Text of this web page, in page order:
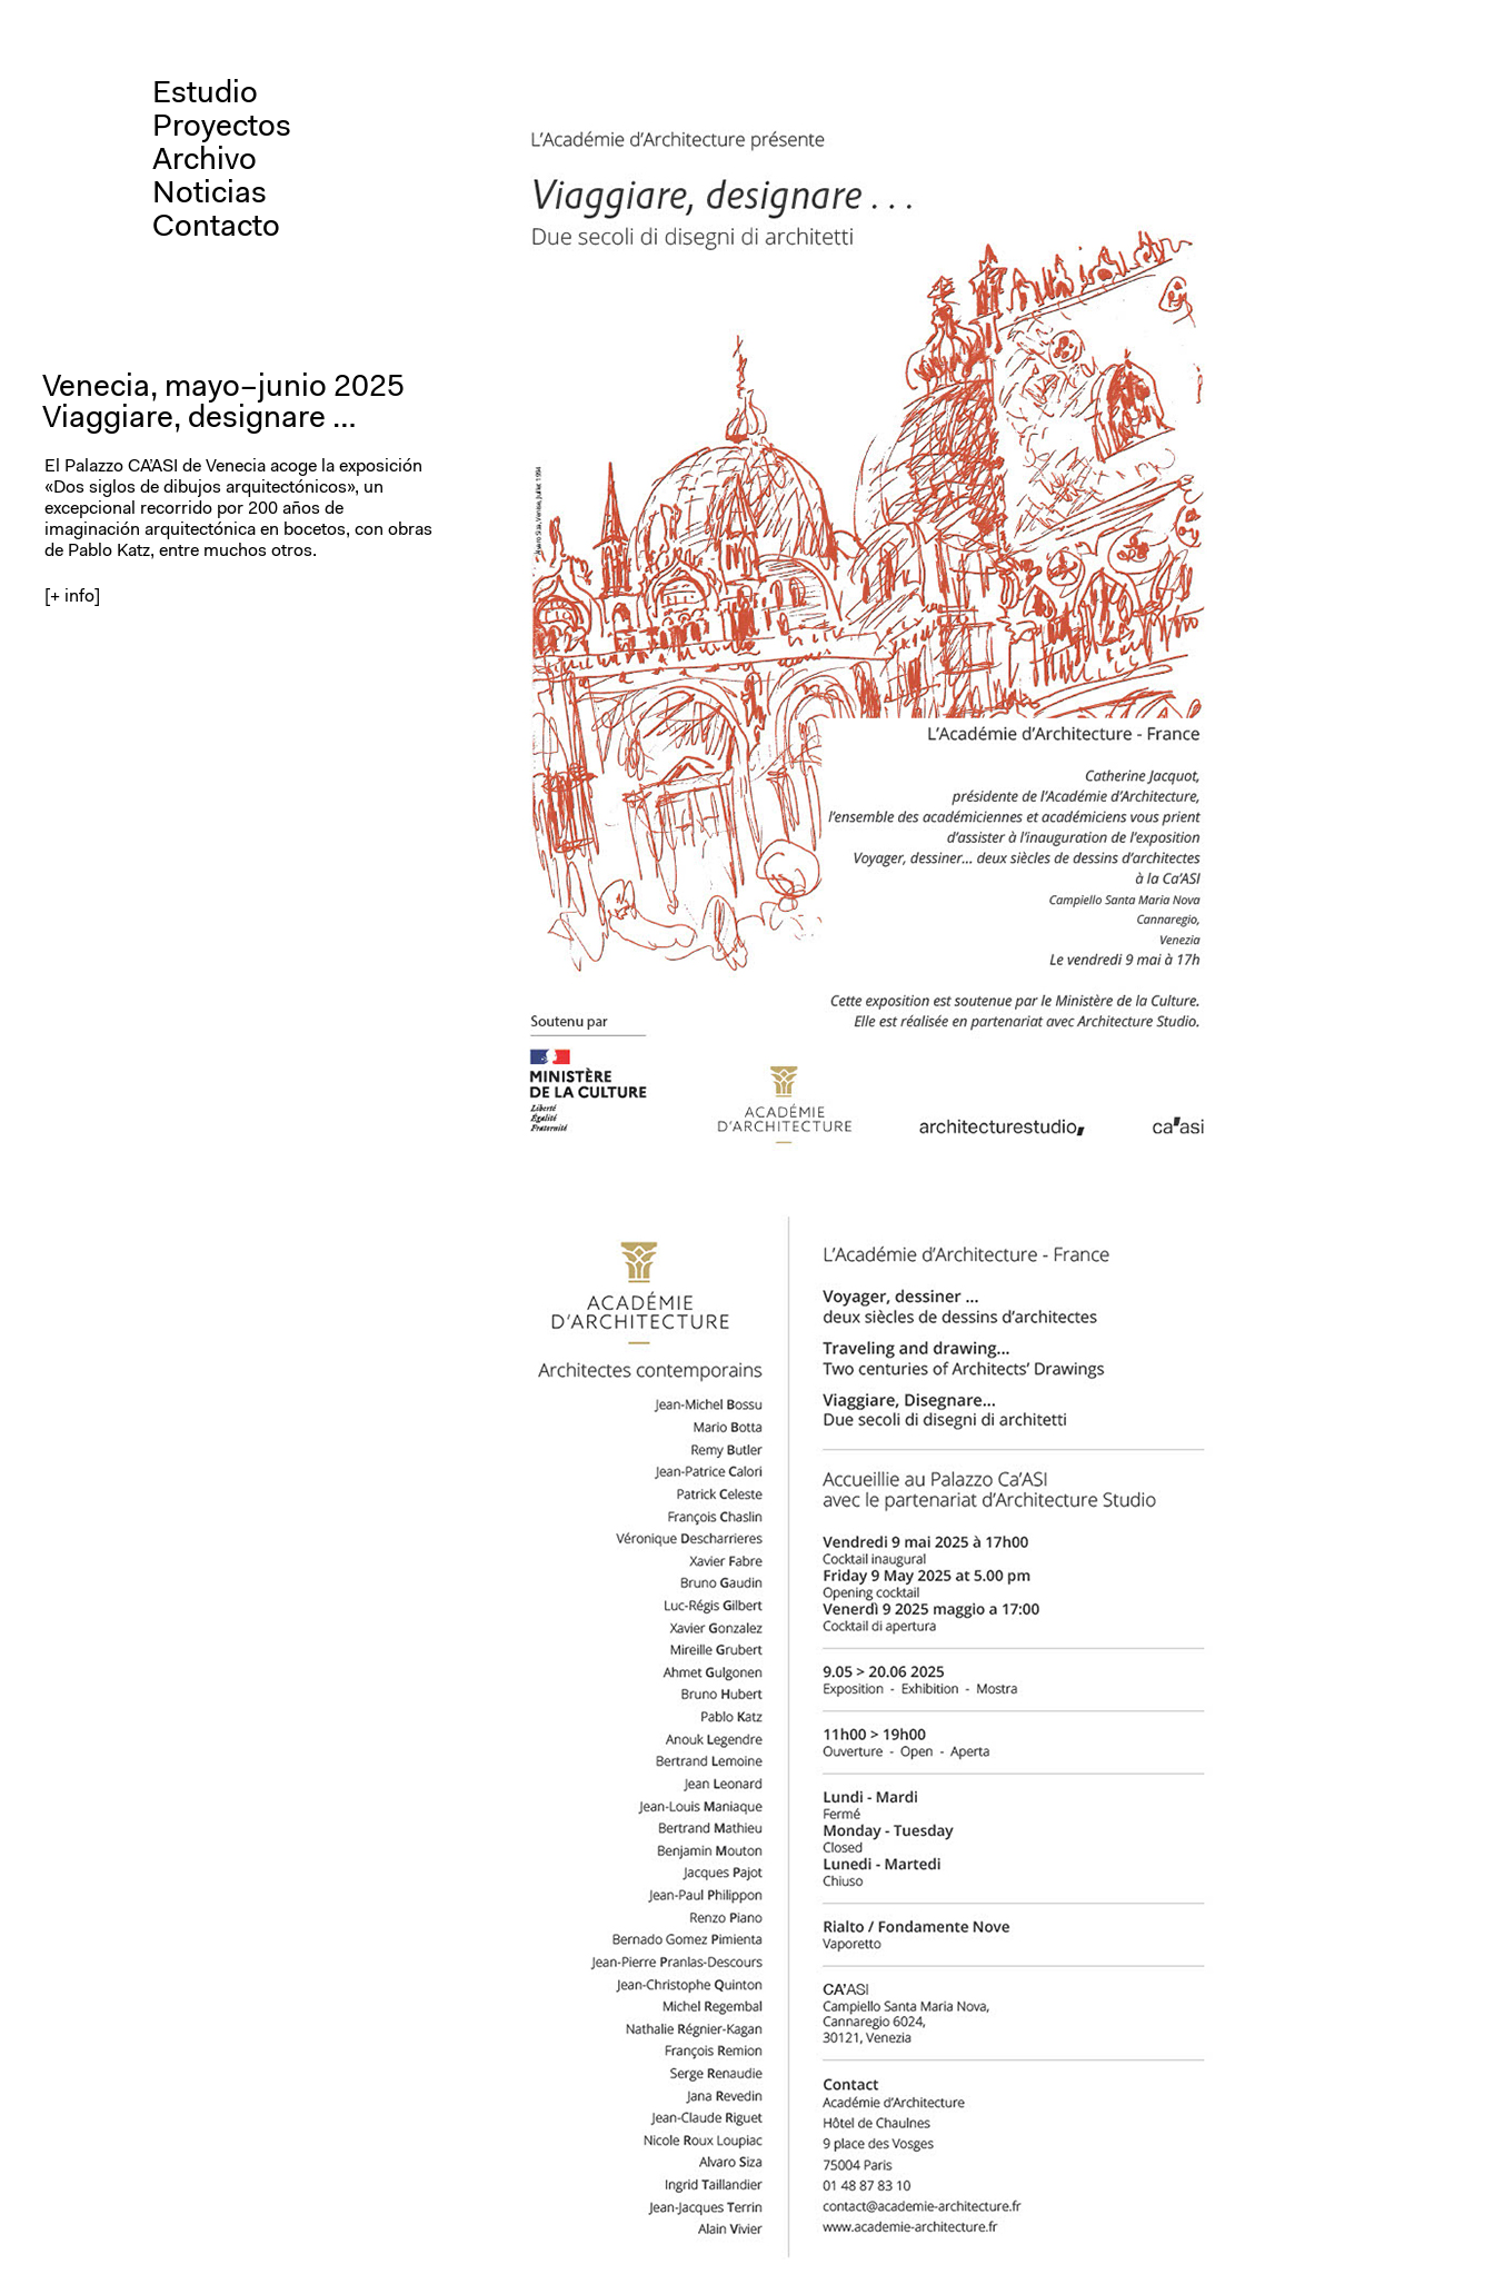
Estudio
Proyectos
Archivo
Noticias
Contacto
Venecia, mayo–junio 2025
Viaggiare, designare …
El Palazzo CA’ASI de Venecia acoge la exposición
«Dos siglos de dibujos arquitectónicos», un
excepcional recorrido por 200 años de
imaginación arquitectónica en bocetos, con obras
de Pablo Katz, entre muchos otros.
[+ info]